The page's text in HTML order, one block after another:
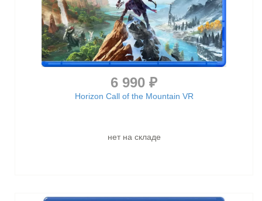
6 990 ₽
Horizon Call of the Mountain VR
нет на складе